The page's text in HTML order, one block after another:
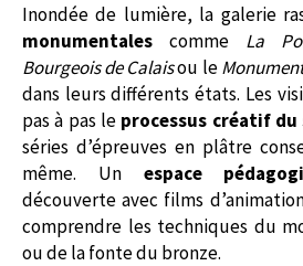
Inondée de lumière, la galerie
monumentales comme La
Bourgeois de Calaisou le
dans leurs différents états. Les
pas à pas le processus créatif
séries d’épreuves en plâtre
même. Un espace
découverte avec films
comprendre les techniques du
ou de la fonte du bronze.